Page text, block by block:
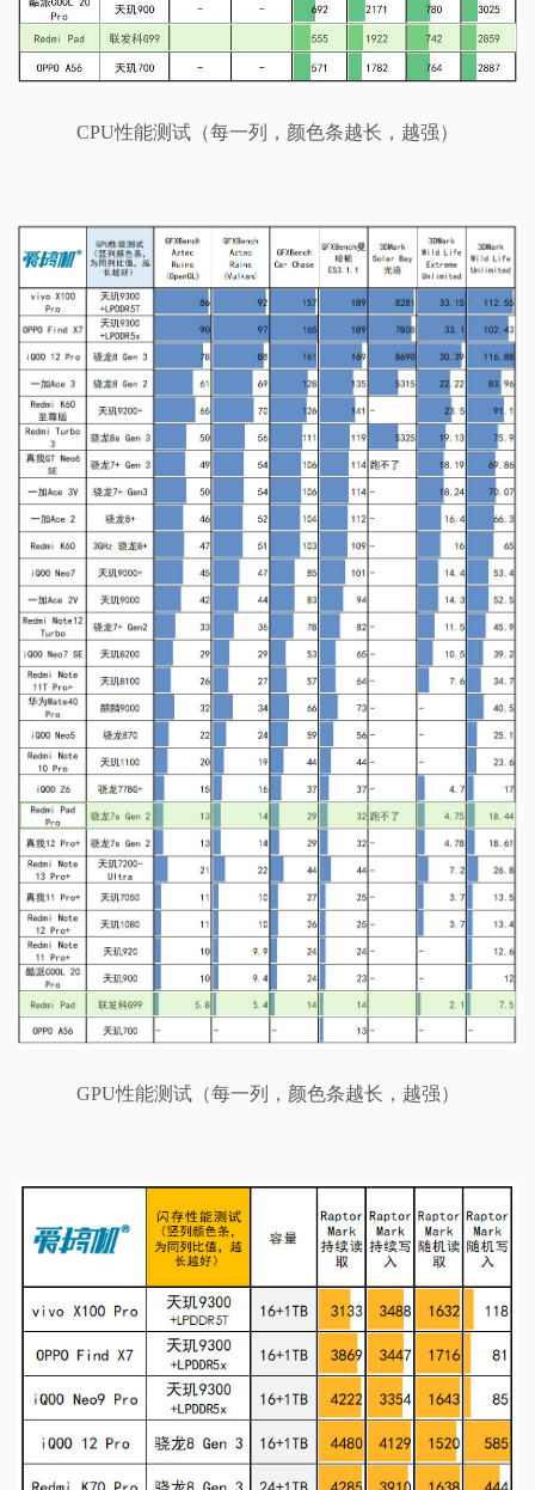
CPU性能测试（每一列，颜色条越长，越强）
GPU性能测试（每一列，颜色条越长，越强）